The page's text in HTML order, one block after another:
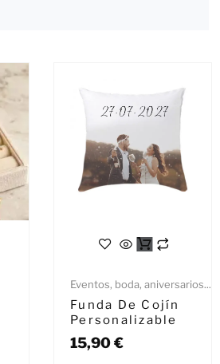
Eventos, boda, aniversarios...
Funda De Cojín
Personalizable
15,90€